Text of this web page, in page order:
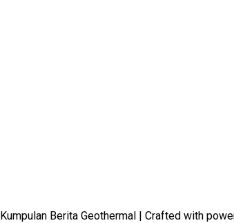
Berita Geothermal | Crafted with